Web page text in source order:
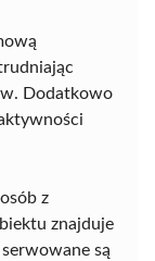
Dodatkowo
z
znajduje
są